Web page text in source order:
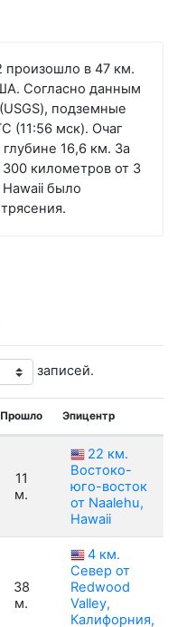
произошло в 47 км.
Согласно данным
подземные
(11:56 мск). Очаг
16,6 км. За
километров от 3
было
записей.
Прошло Эпицентр
11
м.
22 км.
Востоко-
юго-восток
от Naalehu,
Hawaii
38
м.
4 км.
Север от
Redwood
Valley,
Калифорния,